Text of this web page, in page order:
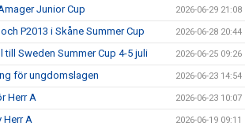
Junior Cup 2026-06-29 21:08
P2013 i Skåne Summer Cup 2026-06-28 20:44
till Sweden Summer Cup 4-5 juli 2026-06-25 09:26
för ungdomslagen 2026-06-23 14:54
Herr A 2026-06-23 10:07
Herr A 2026-06-19 09:11